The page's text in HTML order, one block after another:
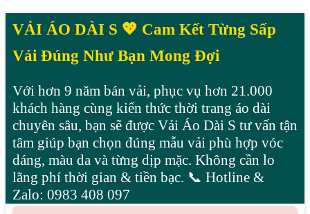
VẢI ÁO DÀI S 💖 Cam Kết Từng Sấp
Vải Đúng Như Bạn Mong Đợi
Với hơn 9 năm bán vải, phục vụ hơn 21.000
khách hàng cùng kiến thức thời trang áo dài
chuyên sâu, bạn sẽ được Vải Áo Dài S tư vấn tận
tâm giúp bạn chọn đúng mẫu vải phù hợp vóc
dáng, màu da và từng dịp mặc. Không cần lo
lãng phí thời gian & tiền bạc. 📞 Hotline &
Zalo: 0983 408 097